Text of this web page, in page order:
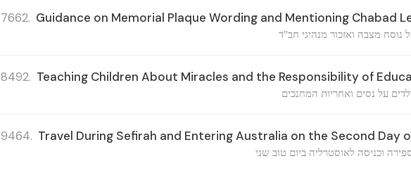
7662. Guidance on Memorial Plaque Wording and Mentioning Chabad
נוסח מצבה ואזכור מנהיגי חב"ד
8492. Teaching Children About Miracles and the Responsibility of
על נסים ואחריות המחנכים
9464. Travel During Sefirah and Entering Australia on the Second Day
וכניסה לאוסטרליה ביום טוב שני